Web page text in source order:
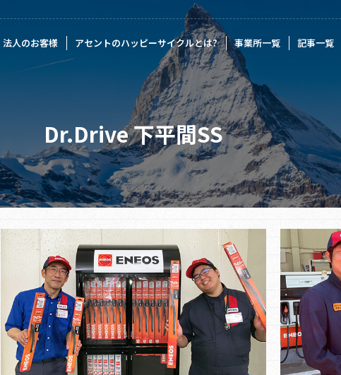
法人のお客様 アセントのハッピーサイクルとは? 事業所一覧 記事一覧
Dr.Drive 下平間SS
事業所一覧